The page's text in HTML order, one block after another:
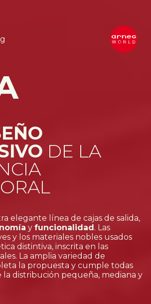
DE LA
elegante línea de cajas de salida,
y funcionalidad. Las
y los materiales nobles usados
distintiva, inscrita en las
La amplia variedad de
la propuesta y cumple todas
la distribución pequeña, mediana y